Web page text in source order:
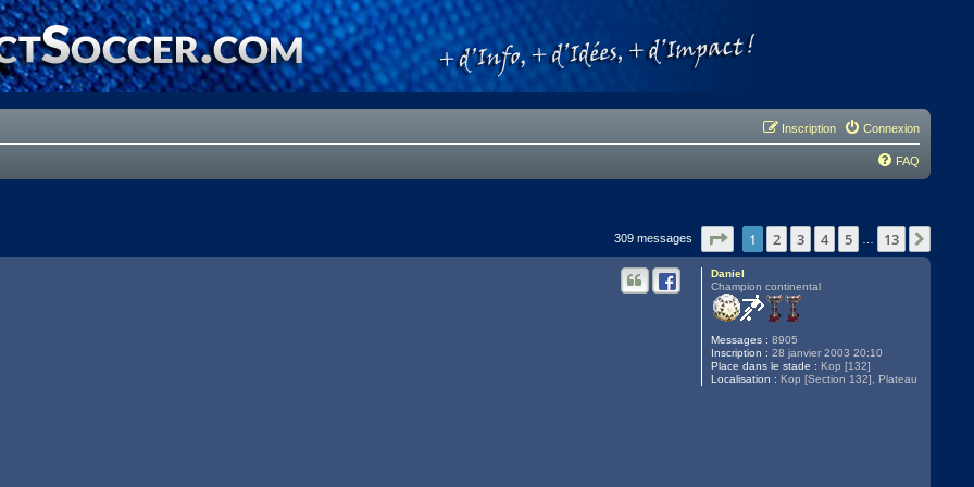
Connexion
Inscription
FAQ
309 messages Page sur 13
1 2 3 4 5 13
Daniel
Champion continental
Messages : 8905
Inscription : 28 janvier 2003 20:10
Place dans le stade : Kop [132]
Localisation : Kop [Section 132], Plateau